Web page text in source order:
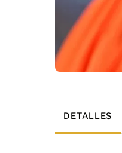
DETALLES